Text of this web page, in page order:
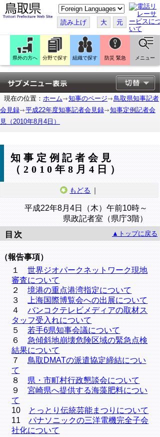
こ
の
ペ
ー
ジ
翻
訳
す
る
読み上げ 大 元
県外の方へ 分野で探す 組織で探す 防災 緊急 メニュー
現在の位置： ホーム 知事のページ
鳥取県知事記者
会見録
平成22年度知事記者会見録
知事定例記者会
見（2010年8月4日）
知事定例記者会見
（2010年8月4日）
もどる ｜
平成22年8月4日（木）午前10時～
県政記者室（県庁3階）
目次
▲トップに戻る
（報告事項）
１世界ジオパークネットワーク現地
審査について
２境港の重点港湾指定について
３
上海国際博覧会への出展について
４バンコクテレビメディアの取材ス
タッフ受入れについて
５若手6県知事会議について
６ 急傾斜地崩壊危険区域の緊急点検
結果について
７ 鳥取DMATの派遣協定締結につい
て
８ 県・市町村行政懇談会について
９宮崎県へ提供する海藻肥料につい
て
10 とっとり伝統芸能まつりについて
11パナソニックの三洋電機完全子会
社化について